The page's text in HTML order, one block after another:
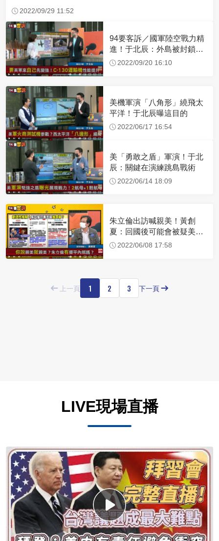
2022/09/29 11:52
94要客訴／國軍陸空戰力精
進！于北辰：外島被封鎖可
空中補給
2022/09/20 16:10
美機軍演「八角形」繞飛太
平洋！于北辰曝這目的
2022/06/17 16:54
美「勇敢之盾」軍演！于北
辰：關鍵在演練跳島戰術
2022/06/14 18:09
朱立倫出訪喊親美！黃創
夏：回國後可能會被疑美派
圍剿2022/06/08 17:58
上一頁 1 2 3 下一頁
LIVE現場直播